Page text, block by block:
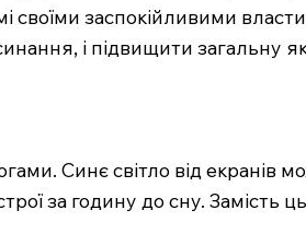
своїми заспокійливими
і підвищити загальну
Синє світло від
за годину до сну. Замість